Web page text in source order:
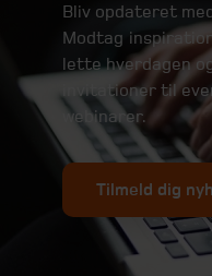
Bliv opdateret
Modtag
lette hverdagen
invitationer til
webinarer.
Tilmeld dig